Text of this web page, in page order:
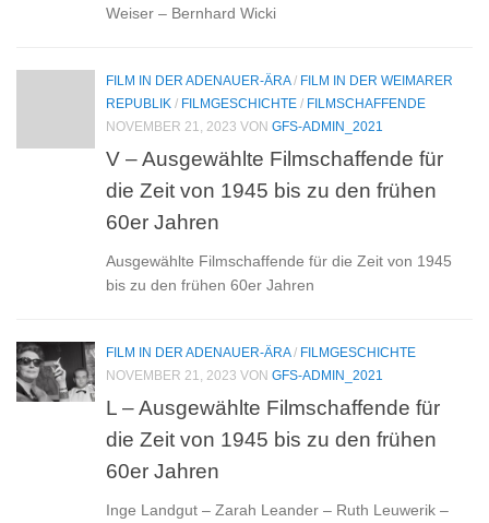
Weiser – Bernhard Wicki
FILM IN DER ADENAUER-ÄRA/ FILM IN DER WEIMARER
REPUBLIK / FILMGESCHICHTE / FILMSCHAFFENDE
NOVEMBER 21, 2023 VON GFS-ADMIN_2021
V – Ausgewählte Filmschaffende für
die Zeit von 1945 bis zu den frühen
60er Jahren
Ausgewählte Filmschaffende für die Zeit von 1945
bis zu den frühen 60er Jahren
FILM IN DER ADENAUER-ÄRA/ FILMGESCHICHTE
NOVEMBER 21, 2023 VON GFS-ADMIN_2021
L – Ausgewählte Filmschaffende für
die Zeit von 1945 bis zu den frühen
60er Jahren
Inge Landgut – Zarah Leander – Ruth Leuwerik –